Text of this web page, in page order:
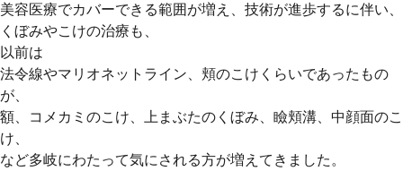
美容医療でカバーできる範囲が増え、技術が進歩するに伴い、
くぼみやこけの治療も、
以前は
法令線やマリオネットライン、頬のこけくらいであったもの
が、
額、コメカミのこけ、上まぶたのくぼみ、瞼頬溝、中顔面のこ
け、
など多岐にわたって気にされる方が増えてきました。